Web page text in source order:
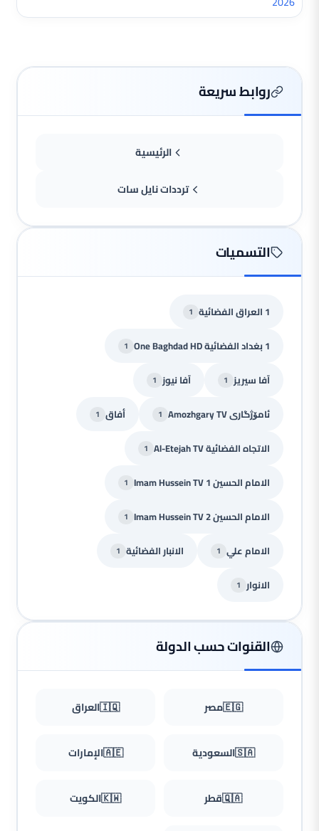
روابط سريعة
الرئيسية
ترددات نايل سات
التسميات
1 العراق الفضائية 1
1 بغداد الفضائية One Baghdad HD 1
آفا سيريز 1 آفا نيوز 1
ئامۆژگاری Amozhgary TV 1 أفاق 1
الاتجاه الفضائية Al-Etejah TV 1
الامام الحسين Imam Hussein TV 1 1
الامام الحسين Imam Hussein TV 2 1
الامام علي 1 الانبار الفضائية 1
الانوار 1
القنوات حسب الدولة
🇪🇬مصر 🇮🇶العراق
🇸🇦السعودية 🇦🇪الإمارات
🇶🇦قطر 🇰🇼الكويت